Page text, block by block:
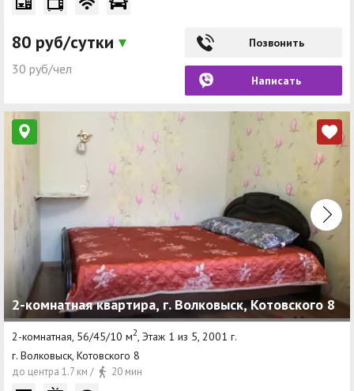
80 руб/сутки
30 руб/чел
Позвонить
Написать
2-комнатная квартира, г. Волковыск, Котовского 8
2-комнатная, 56/45/10 м2, Этаж 1 из 5, 2001 г.
г. Волковыск, Котовского 8
до центра 1.7 км / 20 мин